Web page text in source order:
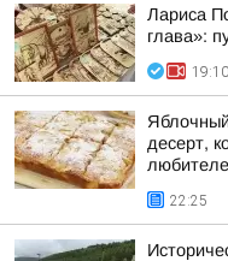
Лариса
глава»:
19:10
десерт,
22:25